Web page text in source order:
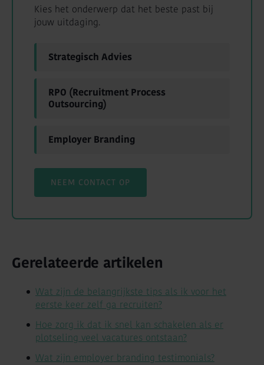
Kies het onderwerp dat het beste past bij
jouw uitdaging.
Strategisch Advies
RPO (Recruitment Process
Outsourcing)
Employer Branding
NEEM CONTACT OP
Gerelateerde artikelen
Wat zijn de belangrijkste tips als ik voor het
eerste keer zelf ga recruiten?
Hoe zorg ik dat ik snel kan schakelen als er
plotseling veel vacatures ontstaan?
Wat zijn employer branding testimonials?